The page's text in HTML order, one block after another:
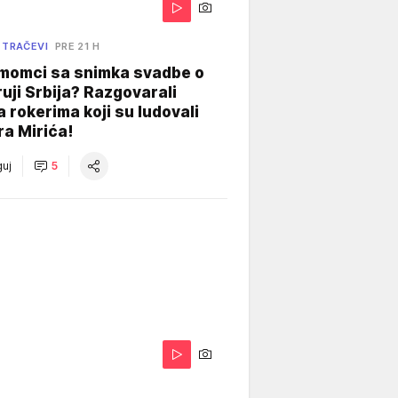
PRE 21 H
sa snimka svadbe o
Srbija? Razgovarali
rokerima koji su ludovali
Mirića!
5